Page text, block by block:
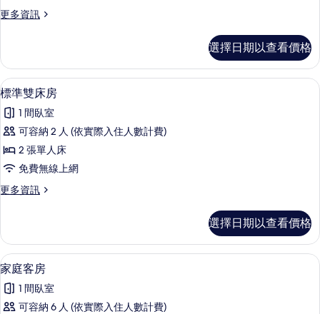
房
所
有
相
片
更多資訊
更
雙
人
房
詳
情
選擇日期以查看價格
顯
示
標
準
雙
房
所
有
相
片
標準雙床房 | 迷你吧、書桌、熨斗/熨
7
標準雙床房
1 間臥室
可容納 2 人 (依實際入住人數計費)
2 張單人床
免費無線上網
更多資訊
更
雙
床
房
的
詳
情
選擇日期以查看價格
顯
示
家
家庭客房 | 迷你吧、書桌、熨斗/熨衣
7
家庭客房
1 間臥室
可容納 6 人 (依實際入住人數計費)